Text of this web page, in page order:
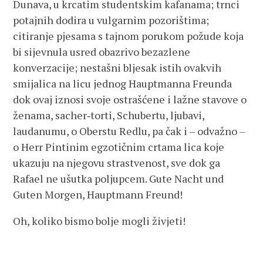
Dunava, u krcatim studentskim kafanama; trnci
potajnih dodira u vulgarnim pozorištima;
citiranje pjesama s tajnom porukom požude koja
bi sijevnula usred obazrivo bezazlene
konverzacije; nestašni bljesak istih ovakvih
smijalica na licu jednog Hauptmanna Freunda
dok ovaj iznosi svoje ostrašćene i lažne stavove o
ženama, sacher‑torti, Schubertu, ljubavi,
laudanumu, o Oberstu Redlu, pa čak i – odvažno –
o Herr Pintinim egzotičnim crtama lica koje
ukazuju na njegovu strastvenost, sve dok ga
Rafael ne ušutka poljupcem. Gute Nacht und
Guten Morgen, Hauptmann Freund!
Oh, koliko bismo bolje mogli živjeti!